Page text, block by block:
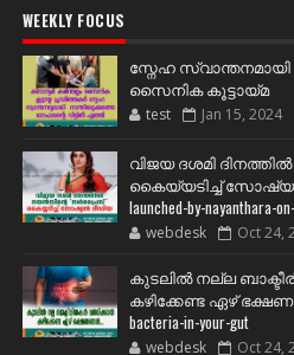
WEEKLY FOCUS
സ്നേഹ സ്വാന്തനമായി
സൈനിക കൂട്ടായ്മ
test Jan 15, 2024
വിജയ ദശമി
കൈയ്യടിച്ച് സോഷ്യല്‍
launched-by-nayanthara-
webdesk Oct 24,
കുടലിൽ നല്ല
കഴിക്കേണ്ട ഏഴ്
bacteria-in-your-gut
webdesk Oct 24,